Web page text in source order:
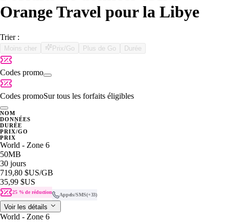
Orange Travel pour la Libye
Trier :
Moins cher Prix/Go Plus de Go Durée
Codes promo
Codes promoSur tous les forfaits éligibles
NOM
DONNÉES
DURÉE
PRIX/GO
PRIX
World - Zone 6
50MB
30 jours
719,80 $US/GB
35,99 $US
25 % de réduction Appels/SMS(+33)
Voir les détails
World - Zone 6